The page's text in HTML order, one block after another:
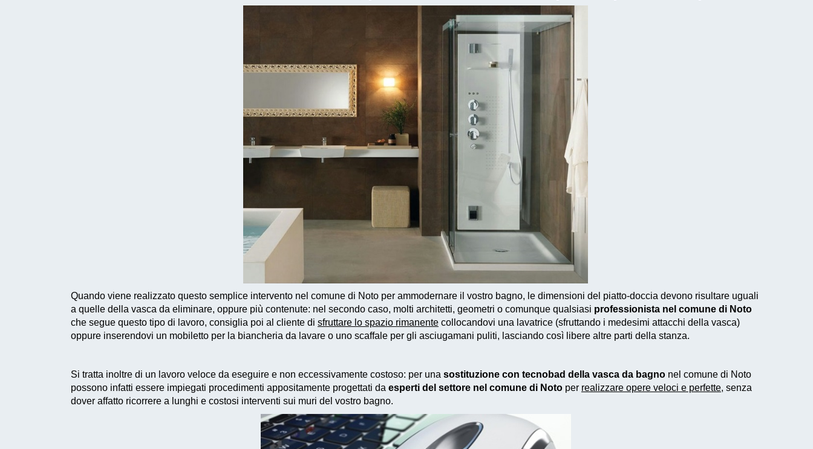
Quando viene realizzato questo semplice intervento nel comune di Noto per ammodernare il vostro bagno, le dimensioni del piatto-doccia devono risultare uguali
a quelle della vasca da eliminare, oppure più contenute: nel secondo caso, molti architetti, geometri o comunque qualsiasi professionista nel comune di Noto
che segue questo tipo di lavoro, consiglia poi al cliente di sfruttare lo spazio rimanente collocandovi una lavatrice (sfruttando i medesimi attacchi della vasca)
oppure inserendovi un mobiletto per la biancheria da lavare o uno scaffale per gli asciugamani puliti, lasciando così libere altre parti della stanza.
Si tratta inoltre di un lavoro veloce da eseguire e non eccessivamente costoso: per una sostituzione con tecnobad della vasca da bagno nel comune di Noto
possono infatti essere impiegati procedimenti appositamente progettati da esperti del settore nel comune di Noto per realizzare opere veloci e perfette, senza
dover affatto ricorrere a lunghi e costosi interventi sui muri del vostro bagno.